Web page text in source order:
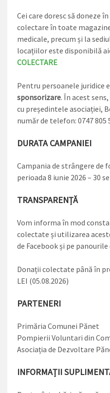
Cei care doresc să doneze
colectare în toate
medicale, precum și la
locațiilor este disponibilă
COLECTARE
Pentru persoanele juridice
sponsorizare. În acest
cu președintele asociației,
număr de telefon: 0747 805
DURATA CAMPANIEI
Campania de strângere de
perioada 8 iunie 2026 – 30
TRANSPARENȚĂ
Vom informa în mod
colectate și utilizarea
de Facebook și pe
Donații colectate până în
LEI (05.08.2026)
PARTENERI
Primăria Comunei Pănet
Pompierii Voluntari din
Asociația de Dezvoltare
INFORMAȚII